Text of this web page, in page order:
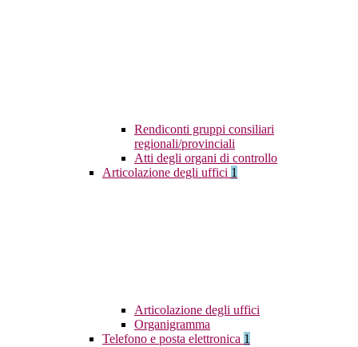
Rendiconti gruppi consiliari
regionali/provinciali
Atti degli organi di controllo
Articolazione degli uffici 1
Articolazione degli uffici
Organigramma
Telefono e posta elettronica 1